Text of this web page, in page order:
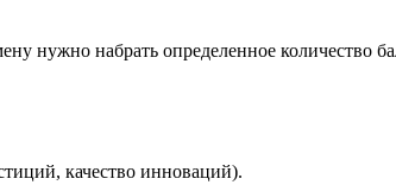
нужно набрать определенное количество
качество инноваций).